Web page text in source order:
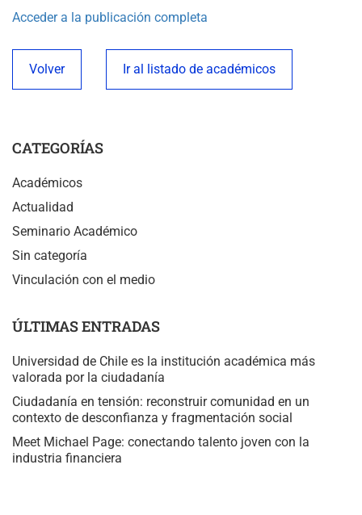
Acceder a la publicación completa
Volver Ir al listado de académicos
CATEGORÍAS
Académicos
Actualidad
Seminario Académico
Sin categoría
Vinculación con el medio
ÚLTIMAS ENTRADAS
Universidad de Chile es la institución académica más
valorada por la ciudadanía
Ciudadanía en tensión: reconstruir comunidad en un
contexto de desconfianza y fragmentación social
Meet Michael Page: conectando talento joven con la
industria financiera